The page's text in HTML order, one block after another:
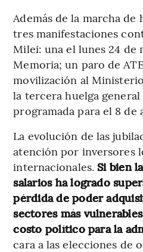
Además de la marcha
tres manifestaciones
Milei: una el lunes 24 de
Memoria; un paro de
movilización al
la tercera huelga general
programada para el 8 de
La evolución de las
atención por inversores
internacionales. Si bien
salarios ha logrado
pérdida de poder
sectores más
costo político para la
cara a las elecciones de